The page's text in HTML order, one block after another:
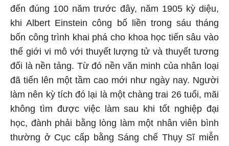
đến đúng 100 năm trước đây, năm 1905 kỳ diệu,
khi Albert Einstein công bố liền trong sáu tháng
bốn công trình khai phá cho khoa học tiến sâu vào
thế giới vi mô với thuyết lượng tử và thuyết tương
đối là nền tảng. Từ đó nền văn minh của nhân loại
đã tiến lên một tầm cao mới như ngày nay. Người
làm nên kỳ tích đó lại là một chàng trai 26 tuổi, mãi
không tìm được việc làm sau khi tốt nghiệp đại
học, đành phải bằng lòng làm một nhân viên bình
thường ở Cục cấp bằng Sáng chế Thụy Sĩ miễn